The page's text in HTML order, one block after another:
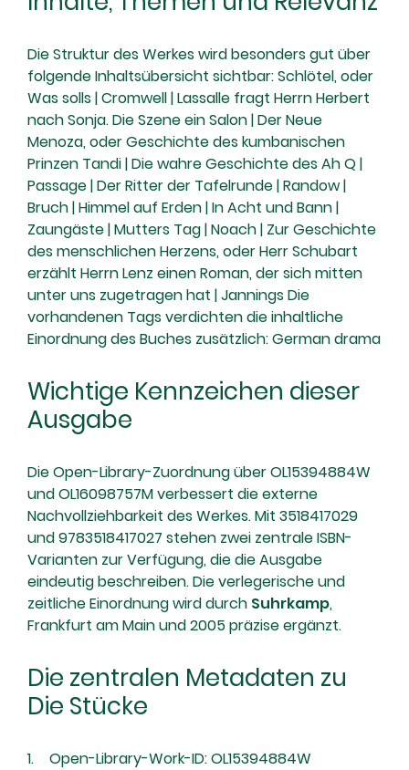
Die Struktur des Werkes wird besonders gut über
folgende Inhaltsübersicht sichtbar: Schlötel, oder
Was solls | Cromwell | Lassalle fragt Herrn Herbert
nach Sonja. Die Szene ein Salon | Der Neue
Menoza, oder Geschichte des kumbanischen
Prinzen Tandi | Die wahre Geschichte des Ah Q |
Passage | Der Ritter der Tafelrunde | Randow |
Bruch | Himmel auf Erden | In Acht und Bann |
Zaungäste | Mutters Tag | Noach | Zur Geschichte
des menschlichen Herzens, oder Herr Schubart
erzählt Herrn Lenz einen Roman, der sich mitten
unter uns zugetragen hat | Jannings Die
vorhandenen Tags verdichten die inhaltliche
Einordnung des Buches zusätzlich: German drama
Wichtige Kennzeichen dieser
Ausgabe
Die Open-Library-Zuordnung über OL15394884W
und OL16098757M verbessert die externe
Nachvollziehbarkeit des Werkes. Mit 3518417029
und 9783518417027 stehen zwei zentrale ISBN-
Varianten zur Verfügung, die die Ausgabe
eindeutig beschreiben. Die verlegerische und
zeitliche Einordnung wird durch Suhrkamp,
Frankfurt am Main und 2005 präzise ergänzt.
Die zentralen Metadaten zu
Die Stücke
Open-Library-Work-ID: OL15394884W